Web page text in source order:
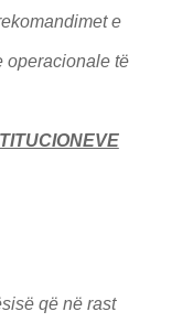
e
operacionale të
që në rast